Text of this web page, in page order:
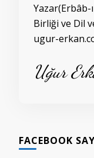
Yazar(Erbâb-
Birliği ve Dil
ugur-
Uğur
FACEBOOK